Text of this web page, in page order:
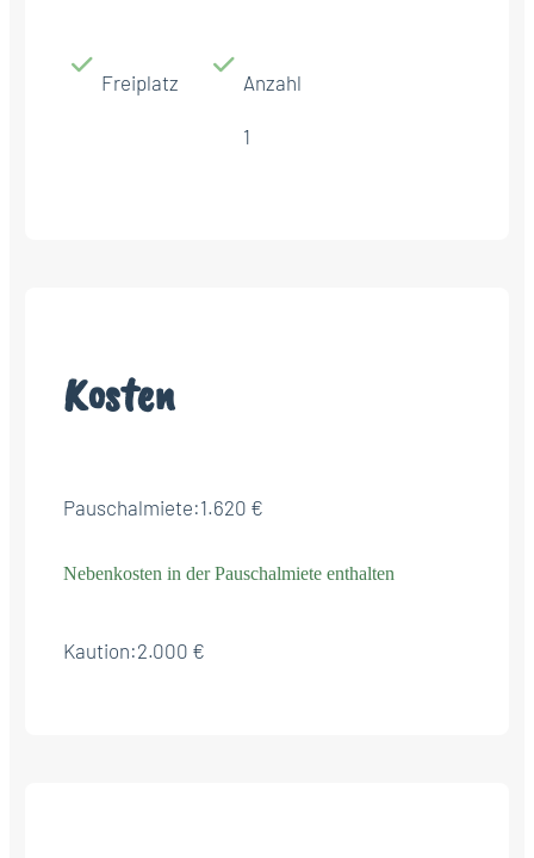
Freiplatz Anzahl
1
Kosten
Pauschalmiete:1.620 €
Nebenkosten in der Pauschalmiete enthalten
Kaution:2.000 €